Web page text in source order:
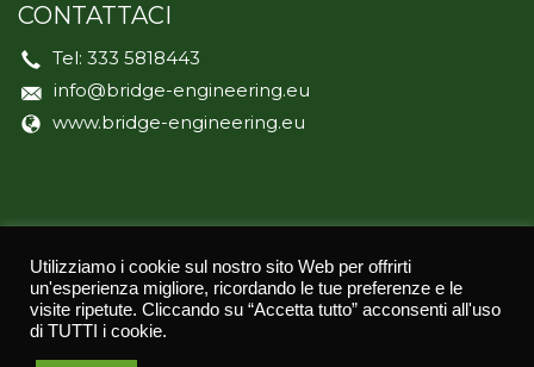
CONTATTACI
Tel: 333 5818443
info@bridge-engineering.eu
www.bridge-engineering.eu
© 2021BRIDGE ENGINEERING| TUTTI I DIRITTI RISERVATI
| PRIVACY POLICY | CREDITS:ASERNET
Utilizziamo i cookie sul nostro sito Web per offrirti
un'esperienza migliore, ricordando le tue preferenze e le
visite ripetute. Cliccando su “Accetta tutto” acconsenti all'uso
di TUTTI i cookie.